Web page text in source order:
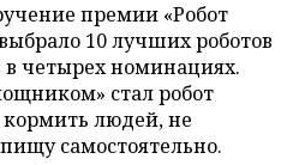
премии «Робот
10 лучших роботов
в четырех номинациях.
стал робот
людей, не
самостоятельно.